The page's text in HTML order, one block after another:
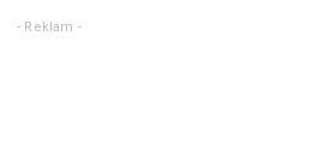
- Reklam -